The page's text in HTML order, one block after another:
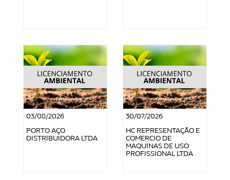
03/08/2026
PORTO AÇO
DISTRIBUIDORA LTDA
30/07/2026
HC REPRESENTAÇÃO E
COMERCIO DE
MAQUINAS DE USO
PROFISSIONAL LTDA